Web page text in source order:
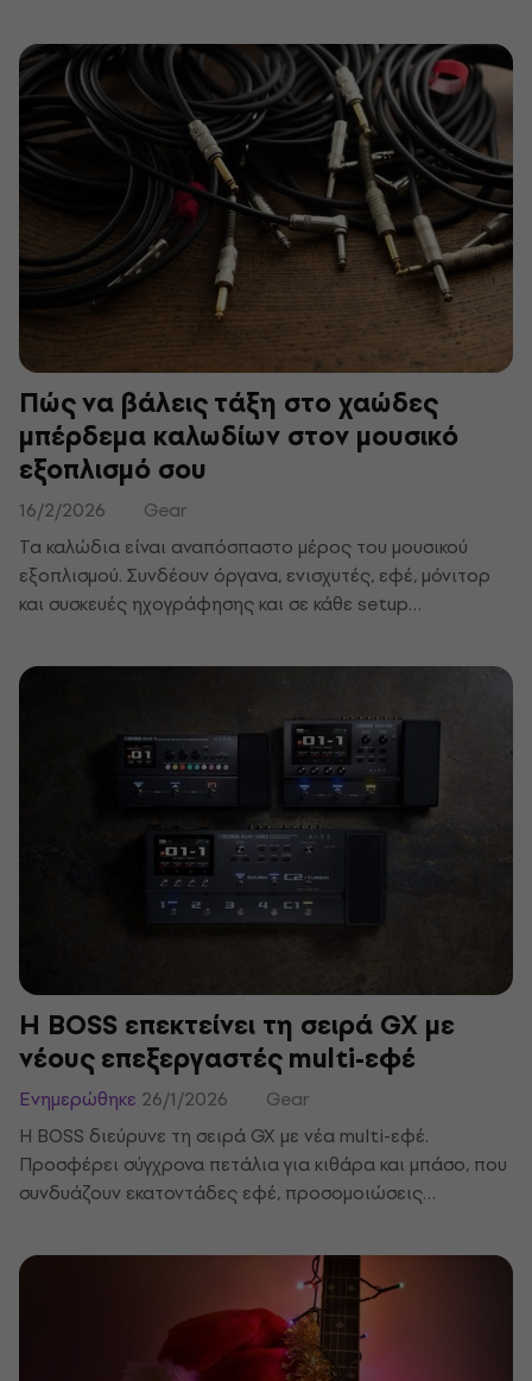
Πώς να βάλεις τάξη στο χαώδες
μπέρδεμα καλωδίων στον μουσικό
εξοπλισμό σου
16/2/2026
Gear
Τα καλώδια είναι αναπόσπαστο μέρος του μουσικού
εξοπλισμού. Συνδέουν όργανα, ενισχυτές, εφέ, μόνιτορ
και συσκευές ηχογράφησης και σε κάθε setup
καλωδίωση γίνεται γρήγορα δυσνόητη, κάτι που
δυσκολεύει τόσο τη σύνδεση όσο και τον καθημερινό
μόνο αισθητικό πρόβλημα. Αυξάνει τον κίνδυνο φθοράς
των κονέκτορων και σκοντάμματος, δυσκολεύει τον
προσανατολισμό στη συνδεσμολογία και κατά το live ή
την ηχογράφηση μπορεί να προκαλέσει τεχνικές
επιπλοκές, όπως διακοπές σήματος ή ανεπιθύμητο
Η BOSS επεκτείνει τη σειρά GX με
νέους επεξεργαστές multi-εφέ
Ενημερώθηκε 26/1/2026
Gear
Η BOSS διεύρυνε τη σειρά GX με νέα multi-εφέ.
Προσφέρει σύγχρονα πετάλια για κιθάρα και μπάσο, που
συνδυάζουν εκατοντάδες εφέ, προσομοιώσεις
δημιουργία μοναδικών ήχων, την αλλαγή τόνων και
πειραματισμούς χωρίς μεγάλο pedalboard.